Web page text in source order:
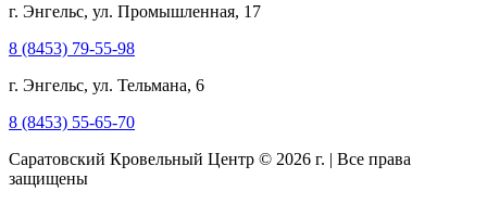
г. Энгельс, ул. Промышленная, 17
8 (8453) 79-55-98
г. Энгельс, ул. Тельмана, 6
8 (8453) 55-65-70
Саратовский Кровельный Центр © 2026 г. | Все права
защищены